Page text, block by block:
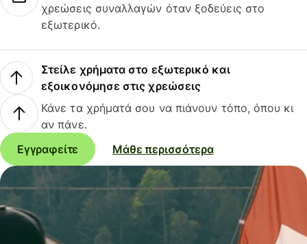
χρεώσεις συναλλαγών όταν ξοδεύεις στο
εξωτερικό.
Στείλε χρήματα στο εξωτερικό και
εξοικονόμησε στις χρεώσεις
Κάνε τα χρήματά σου να πιάνουν τόπο, όπου κι
αν πάνε.
Εγγραφείτε
Μάθε περισσότερα